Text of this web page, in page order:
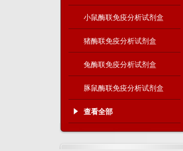
小鼠酶联免疫分析试剂盒
猪酶联免疫分析试剂盒
兔酶联免疫分析试剂盒
豚鼠酶联免疫分析试剂盒
查看全部